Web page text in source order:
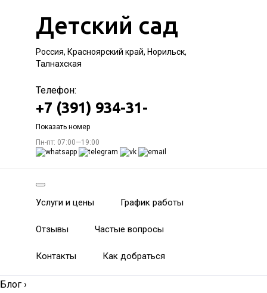
Детский сад
Россия, Красноярский край, Норильск,
Талнахская
Телефон:
+7 (391) 934-31-
Показать номер
Пн-пт: 07:00—19:00
Услуги и цены График работы
Отзывы Частые вопросы
Контакты Как добраться
Блог ›